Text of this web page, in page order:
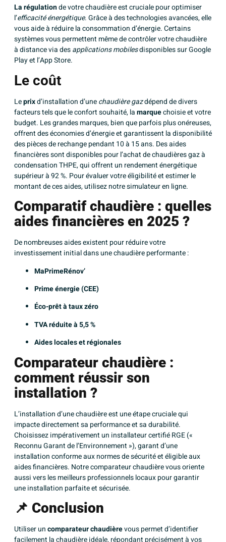
La régulationde votre chaudière est cruciale pour optimiser
l’efficacité énergétique. Grâce à des technologies avancées, elle
vous aide à réduire la consommation d’énergie. Certains
systèmes vous permettent même de contrôler votre chaudière
à distance via desapplications mobilesdisponibles sur Google
Play et l’App Store.
Le coût
Leprixd’installation d’unechaudière gazdépend de divers
facteurs tels que le confort souhaité, lamarquechoisie et votre
budget. Les grandes marques, bien que parfois plus onéreuses,
offrent des économies d’énergie et garantissent la disponibilité
des pièces de rechange pendant 10 à 15 ans. Des aides
financières sont disponibles pour l’achat de chaudières gaz à
condensation THPE, qui offrent un rendement énergétique
supérieur à 92 %. Pour évaluer votre éligibilité et estimer le
montant de ces aides, utilisez notre simulateur en ligne.
Comparatif chaudière : quelles
aides financières en 2025 ?
De nombreuses aides existent pour réduire votre
investissement initial dans une chaudière performante :
MaPrimeRénov’
Prime énergie (CEE)
Éco-prêt à taux zéro
TVA réduite à 5,5 %
Aides locales et régionales
Comparateur chaudière :
comment réussir son
installation ?
L’installation d’une chaudière est une étape cruciale qui
impacte directement sa performance et sa durabilité.
Choisissez impérativement un installateur certifié RGE («
Reconnu Garant de l’Environnement »), garant d’une
installation conforme aux normes de sécurité et éligible aux
aides financières. Notre comparateur chaudière vous oriente
aussi vers les meilleurs professionnels locaux pour garantir
une installation parfaite et sécurisée.
📌 Conclusion
Utiliser uncomparateur chaudièrevous permet d’identifier
facilement la chaudière idéale, répondant précisément à vos